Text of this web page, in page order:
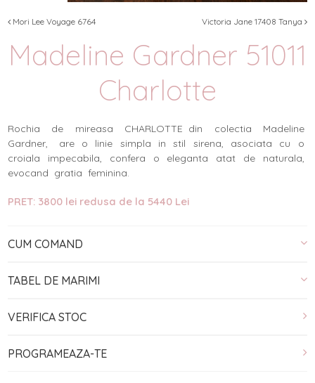
Mori Lee Voyage 6764 Victoria Jane 17408 Tanya
Madeline Gardner 51011
Charlotte
Rochia de mireasa CHARLOTTE din colectia Madeline
Gardner, are o linie simpla in stil sirena, asociata cu o
croiala impecabila, confera o eleganta atat de naturala,
evocand gratia feminina.
PRET: 3800 lei redusa de la 5440 Lei
CUM COMAND
TABEL DE MARIMI
VERIFICA STOC
PROGRAMEAZA-TE